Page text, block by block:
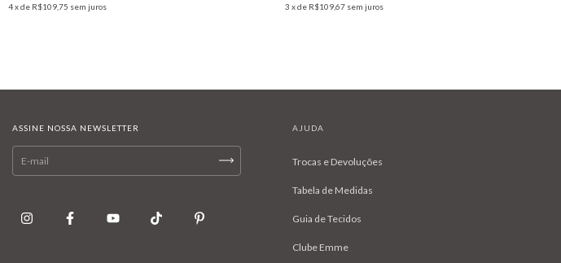
4x de R$109,75 sem juros
3 x de R$109,67 sem juros
ASSINE NOSSA NEWSLETTER AJUDA
Trocas e Devoluções
Tabela de Medidas
Guia de Tecidos
Clube Emme